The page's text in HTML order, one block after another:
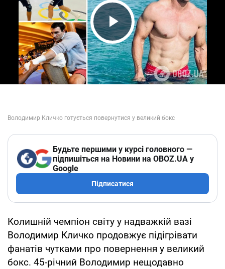
Play Video
Будьте першими у курсі головного —
підпишіться на Новини на OBOZ.UA у
Google
Підписатися
Колишній чемпіон світу у надважкій вазі
Володимир Кличко продовжує підігрівати
фанатів чутками про повернення у великий
бокс. 45-річний Володимир нещодавно